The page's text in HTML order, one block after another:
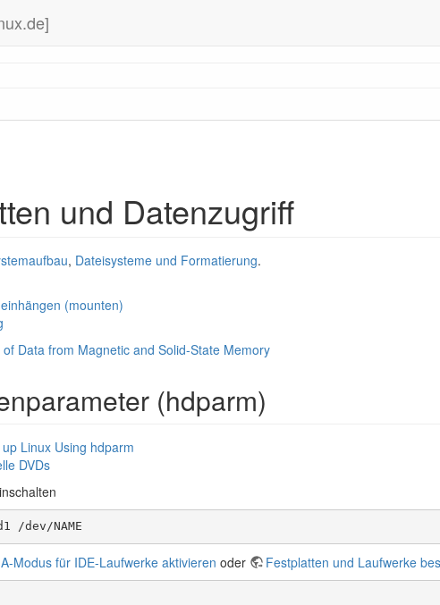
und Datenzugriff
, Dateisysteme und Formatierung.
(mounten)
Data from Magnetic and Solid-State Memory
(hdparm)
Linux Using hdparm
DVDs
/dev/NAME
Modus für IDE-Laufwerke aktivieren oder Festplatten und Laufwerke